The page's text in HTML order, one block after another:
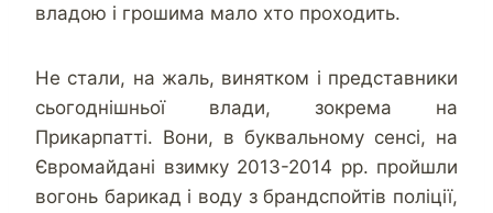
владою і грошима мало хто проходить.
Не стали, на жаль, винятком і представники
сьогоднішньої влади, зокрема на
Прикарпатті. Вони, в буквальному сенсі, на
Євромайдані взимку 2013-2014 рр. пройшли
вогонь барикад і воду з брандспойтів поліції,